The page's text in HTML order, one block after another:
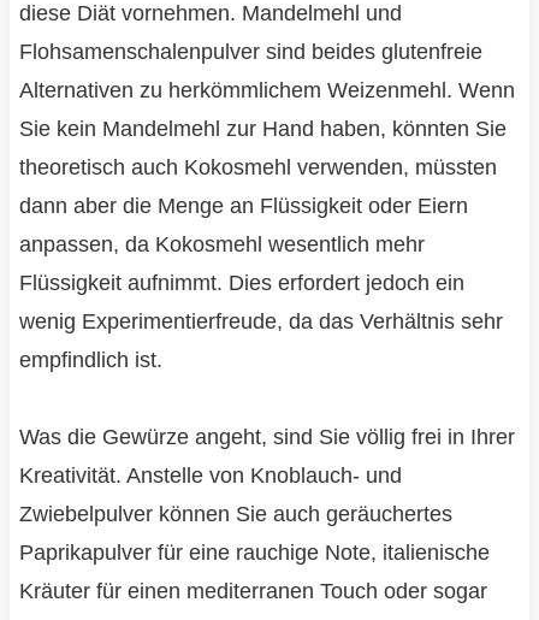
diese Diät vornehmen. Mandelmehl und
Flohsamenschalenpulver sind beides glutenfreie
Alternativen zu herkömmlichem Weizenmehl. Wenn
Sie kein Mandelmehl zur Hand haben, könnten Sie
theoretisch auch Kokosmehl verwenden, müssten
dann aber die Menge an Flüssigkeit oder Eiern
anpassen, da Kokosmehl wesentlich mehr
Flüssigkeit aufnimmt. Dies erfordert jedoch ein
wenig Experimentierfreude, da das Verhältnis sehr
empfindlich ist.
Was die Gewürze angeht, sind Sie völlig frei in Ihrer
Kreativität. Anstelle von Knoblauch- und
Zwiebelpulver können Sie auch geräuchertes
Paprikapulver für eine rauchige Note, italienische
Kräuter für einen mediterranen Touch oder sogar